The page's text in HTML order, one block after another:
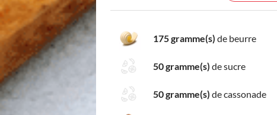
175 gramme(s) de beurre
50 gramme(s) de sucre
50 gramme(s) de cassonade